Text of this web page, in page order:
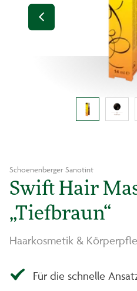
Schoenenberger Sanotint
Swift Hair
„Tiefbraun“
Haarkosmetik &
Für die schnelle